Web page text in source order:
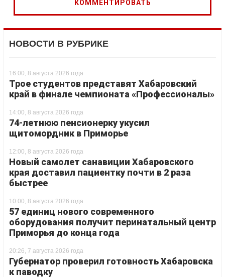
НОВОСТИ В РУБРИКЕ
16:00, 8 августа 2026 года
Трое студентов представят Хабаровский
край в финале чемпионата «Профессионалы»
14:00, 8 августа 2026 года
74-летнюю пенсионерку укусил
щитомордник в Приморье
12:00, 8 августа 2026 года
Новый самолет санавиции Хабаровского
края доставил пациентку почти в 2 раза
быстрее
10:00, 8 августа 2026 года
57 единиц нового современного
оборудования получит перинатальный центр
Приморья до конца года
20:26, 7 августа 2026 года
Губернатор проверил готовность Хабаровска
к паводку